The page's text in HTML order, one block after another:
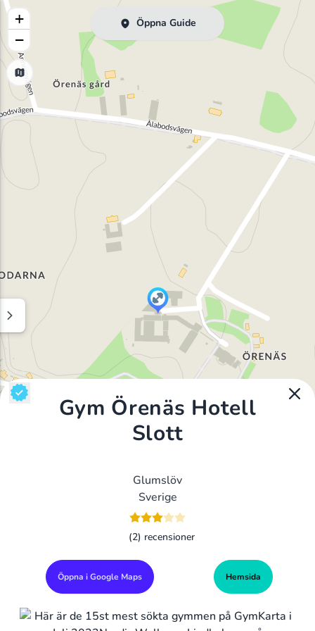
Öppna Guide
+
−
Gym Örenäs Hotell
Slott
Glumslöv
Sverige
(2) recensioner
Öppna i Google Maps Hemsida
Alla Gym I Sverige Sveriges Ledande Gymkedjor